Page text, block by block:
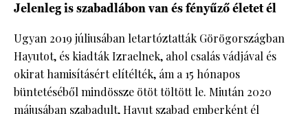
Jelenleg is szabadlábon van és fényűző életet él
Ugyan 2019 júliusában letartóztatták Görögországban
Hayutot, és kiadták Izraelnek, ahol csalás vádjával és
okirat hamisításért elítélték, ám a 15 hónapos
büntetéséből mindössze ötöt töltött le. Miután 2020
májusában szabadult, Hayut szabad emberként él